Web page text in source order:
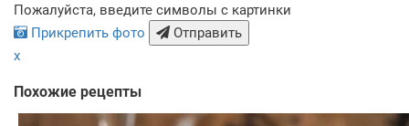
Пожалуйста, введите символы с картинки
Прикрепить фото
Отправить
x
Похожие рецепты